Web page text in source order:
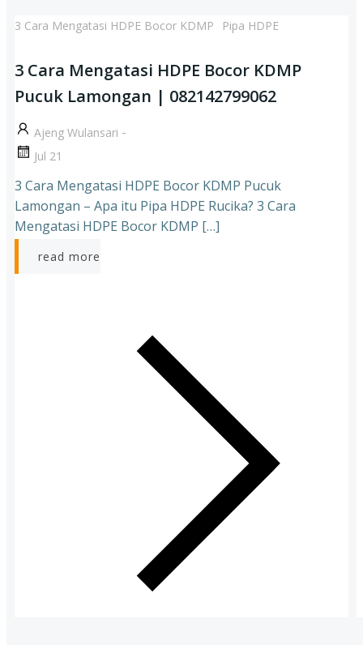
3 Cara Mengatasi HDPE Bocor KDMP Pipa HDPE
3 Cara Mengatasi HDPE Bocor KDMP
Pucuk Lamongan | 082142799062
Ajeng Wulansari -
Jul 21
3 Cara Mengatasi HDPE Bocor KDMP Pucuk
Lamongan – Apa itu Pipa HDPE Rucika? 3 Cara
Mengatasi HDPE Bocor KDMP […]
read more